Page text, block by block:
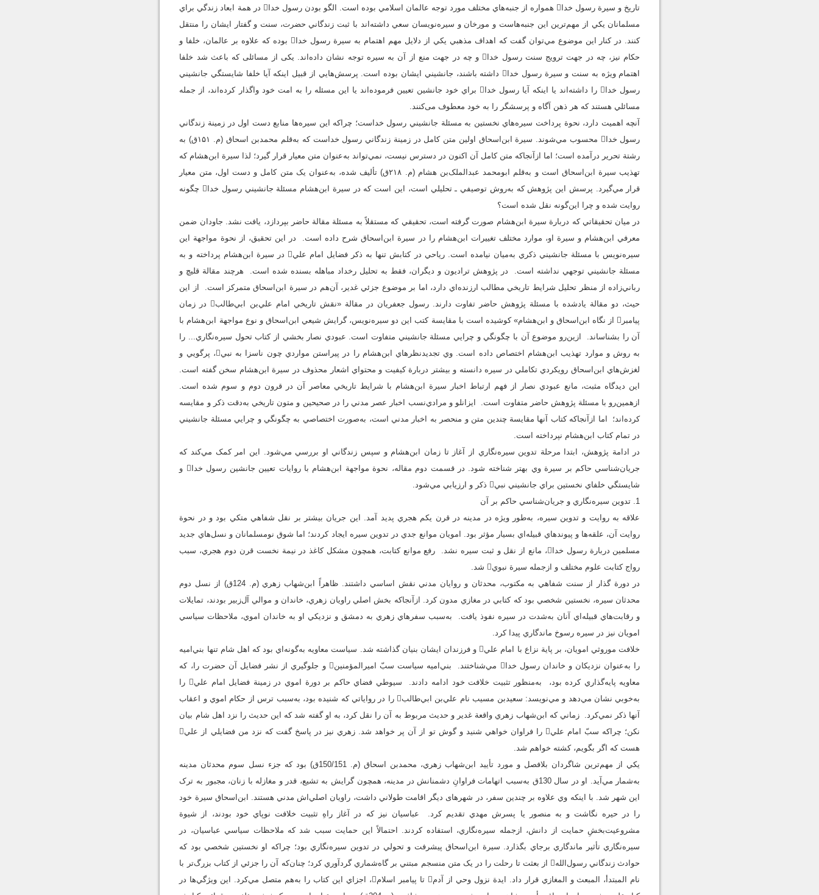
تاريخ و سيرة رسول خدا همواره از جنبه‌هاي مختلف مورد توجه عالمان اسلامي بوده است. الگو بودن رسول خدا در همة ابعاد زندگي براي
مسلمانان يکي از مهم‌ترين اين جنبه‌هاست و مورخان و سيره‌نويسان سعي داشته‌اند با ثبت زندگاني حضرت، سنت و گفتار ايشان را منتقل
کنند. در کنار اين موضوع مي‌توان گفت که اهداف مذهبي يکي از دلايل مهم اهتمام به سيرة رسول خدا بوده که علاوه بر عالمان، خلفا و
حکام نيز، چه در جهت ترويج سنت رسول خدا و چه در جهت منع از آن به سیره توجه نشان داده‌اند. یکی از مسائلی که باعث شد خلفا
اهتمام ويژه به سنت و سيرة رسول خدا داشته باشند، جانشيني ايشان بوده است. پرسش‌هايي از قبيل اينکه آيا خلفا شايستگي جانشيني
رسول خدا را داشته‌اند يا اينکه آیا رسول خدا براي خود جانشين تعيين فرموده‌اند يا اين مسئله را به امت خود واگذار کرده‌اند، از جمله
مسائلي هستند که هر ذهن آگاه و پرسشگر را به خود معطوف می‌کنند.
آنچه اهميت دارد، نحوة پرداخت سيره‌هاي نخستين به مسئلة جانشيني رسول خداست؛ چراکه اين سيره‌ها منابع دست اول در زمينة زندگاني
رسول خدا محسوب مي‌شوند. سيرة ابن‌اسحاق اولين متن‌ کامل در زمينة زندگاني رسول خداست که به‌قلم محمدبن ‌اسحاق (م. ۱۵۱ق) به
رشتة تحرير درآمده است؛ اما ازآنجاکه متن کامل آن اکنون در دسترس نيست، نمي‌تواند به‌عنوان متن معيار قرار گيرد؛ لذا سيرة ابن‌هشام که
تهذيب سيرة ابن‌اسحاق است و به‌قلم ابومحمد عبدالملک‌بن ‌هشام (م. ۲۱۸ق) تأليف شده، به‌عنوان يک متن کامل و دست اول، متن معيار
قرار مي‌گيرد. پرسش اين پژوهش که به‌روش توصيفي ـ تحليلي است، اين است که در سيرة ابن‌هشام مسئلة جانشيني رسول خدا چگونه
روايت شده‌ و چرا اين‌گونه نقل شده است؟
در ميان تحقيقاتي که دربارة سيرة ابن‌هشام صورت گرفته است، تحقيقي که مستقلاً به مسئلة مقالة حاضر بپردازد، يافت نشد. جاودان ضمن
معرفي ابن‌هشام و سيرة او، موارد مختلف تغييرات ابن‌هشام را در سيرة ابن‌اسحاق شرح داده است. در اين تحقيق، از نحوة مواجهة اين
سيره‌نويس با مسئلة جانشيني ذکري به‌میان نیامده است. رياحي در کتابش تنها به ذکر فضایل امام علي در سيرة ابن‌هشام پرداخته و به
مسئلة جانشيني توجهي نداشته است. در پژوهش تراديون و ديگران، فقط به تحليل رخداد مباهله بسنده شده است. هرچند مقالة قليچ و
رباني‌زاده از منظر تحليل شرايط تاريخي مطالب ارزنده‌اي دارد، اما بر موضوع جزئي غدير، آن‌هم در سيرة ابن‌اسحاق متمرکز است. از اين
حيث، دو مقالة یادشده با مسئلة پژوهش حاضر تفاوت دارند. رسول جعفريان در مقالة «نقش تاريخي امام علي‌بن ‌ابي‌طالب در زمان
پيامبر از نگاه ابن‌اسحاق و ابن‌هشام» کوشیده ‌است با مقايسة کتب اين دو سيره‌نويس، گرايش شيعي ابن‌اسحاق و نوع مواجهة ابن‌هشام با
آن را بشناساند. ازين‌رو موضوع آن با چگونگي و چرايي مسئلة جانشيني متفاوت است. عبودي نصار بخشي از کتاب تحول سيره‌نگاري... را
به روش و موارد تهذيب ابن‌هشام اختصاص داده است. وي تجديدنظرهاي ابن‌هشام را در پيراستن مواردي چون ناسزا به نبي، پرگويي و
لغزش‌هاي ابن‌اسحاق رويکردي تکاملي در سيره دانسته و بيشتر دربارة‌ کيفيت و محتواي اشعار محذوف در سيرة ابن‌هشام سخن گفته است.
اين ديدگاه مثبت، مانع عبودي نصار از فهم ارتباط اخبار سيرة ابن‌هشام با شرايط تاريخي معاصر آن در قرون دوم و سوم شده است.
ازهمين‌رو با مسئلة پژوهش حاضر متفاوت است. ايزانلو و مرادي‌نسب اخبار عصر مدني را در صحيحين و متون تاريخي به‌دقت ذکر و مقايسه
کرده‌اند؛ اما ازآنجاکه کتاب آنها مقايسة چندين متن و منحصر به اخبار مدني است، به‌صورت اختصاصي به چگونگي و چرايي مسئلة جانشيني
در تمام کتاب ابن‌هشام نپرداخته است.
در ادامة پژوهش، ابتدا مرحلة تدوين سيره‌نگاري از آغاز تا زمان ابن‌هشام و سپس زندگاني او بررسي مي‌شود. اين امر کمک مي‌کند که
جريان‌شناسي حاکم بر سيرة وي بهتر شناخته شود. در قسمت دوم مقاله، نحوة مواجهة ابن‌هشام با روايات تعيين جانشين رسول خدا و
شايستگي خلفاي نخستين براي جانشيني نبي ذکر و ارزيابي مي‌شود.
1. تدوين سيره‌نگاري و جريان‌شناسي حاکم بر آن
علاقه به روايت و تدوين سيره، به‌طور ويژه در مدينه در قرن يکم هجري پديد آمد. اين جريان بيشتر بر نقل شفاهي متکي بود و در نحوة
روايت آن، علقه‌ها و پيوندهاي قبيله‌اي بسيار مؤثر بود. امويان موانع جدي در تدوين سيره ايجاد کردند؛ اما شوق نومسلمانان و نسل‌هاي جديد
مسلمين دربارة رسول خدا، مانع از نقل و ثبت سيره نشد. رفع موانع کتابت، همچون مشکل کاغذ در نيمة نخست قرن دوم هجري، سبب
رواج کتابت علوم مختلف و ازجمله سيرة نبوي شد.
در دورة گذار از سنت شفاهي به مکتوب، محدثان و روايان مدني نقش اساسي داشتند. ظاهراً ابن‌شهاب زهري (م. 124ق) از نسل دوم
محدثان سيره، نخستين شخصي بود که کتابي در مغازي مدون کرد. ازآنجاکه بخش اصلي راويان زهري، خاندان و موالي آل‌زبير بودند، تمايلات
و رقابت‌هاي قبيله‌اي آنان به‌شدت در سيره نفوذ يافت. به‌سبب سفرهاي زهري به دمشق و نزديکي او به خاندان اموي، ملاحظات سياسي
امويان نيز در سيره رسوخ ماندگاري پيدا کرد.
خلافت موروثي امويان، بر پایة نزاع با امام علي و فرزندان ايشان بنيان گذاشته شد. سياست معاويه به‌گونه‌اي بود که اهل شام تنها بني‌اميه
را به‌عنوان نزديکان و خاندان رسول خدا مي‌شناختند. بني‌اميه سياست سبّ اميرالمؤمنين و جلوگيري از نشر فضایل آن حضرت را، که
معاويه پايه‌گذاري کرده بود، به‌منظور تثبيت خلافت خود ادامه دادند. سيوطي فضاي حاکم بر دورة اموي در زمینة فضایل امام علي را
به‌خوبي نشان مي‌دهد و مي‌نويسد: سعيد‌بن ‌مسيب نام علي‌بن‌ ابي‌طالب را در رواياتي که شنيده بود، به‌سبب ترس از حکام اموي و اعقاب
آنها ذکر نمي‌کرد. زماني که ابن‌‌شهاب‌‌ زهري واقعة غدير و حديث مربوط به آن را نقل ‌کرد، به او گفته شد که اين حديث را نزد اهل شام بيان
نکن؛ چراکه سبّ امام علي را فراوان خواهي شنيد و گوش تو از آن پر خواهد شد. زهري نيز در پاسخ گفت که نزد من فضایلي از علي
هست که اگر بگويم، کشته خواهم شد.
يکي از مهم‌ترين شاگردان بلافصل و مورد تأييد ابن‌شهاب زهري، محمدبن ‌اسحاق (م. 150/151ق) بود که جزء نسل سوم محدثان مدينه
به‌شمار مي‌آيد. او در سال 130ق به‌سبب اتهامات فراوانِ دشمنانش در مدينه، همچون گرایش به تشيع، قدر و مغازله با زنان، مجبور به ترک
اين شهر شد. با اینکه وي علاوه بر چندين سفر، در شهرهای دیگر اقامت طولاني داشت، راويان اصلي‌اش مدني هستند. ابن‌اسحاق سيرة خود
را در حيره نگاشت و به منصور يا پسرش مهدي تقديم کرد. عباسيان نيز که در آغاز راهِ تثبيت خلافت نوپاي خود بودند، از شيوة
مشروعيت‌بخشِ حمايت از دانش، ازجمله سيره‌نگاري، استفاده کردند. احتمالاً اين حمايت سبب شد که ملاحظات سياسي عباسيان، در
سيره‌نگاري تأثير ماندگاري برجاي بگذارد. سيرة ابن‌اسحاق پيشرفت و تحولي در تدوين سيره‌نگاري بود؛ چراکه او نخستين شخصي بود که
حوادث زندگاني رسول‌الله از بعثت تا رحلت را در يک متن منسجم مبتني بر گاه‌شماري گردآوري کرد؛ چنان‌که آن را جزئي از کتاب بزرگ‌تر با
نام المبتدأ، المبعث و المغازي قرار داد. ايدة نزول وحي از آدم تا پيامبر اسلام، اجزاي اين کتاب را به‌هم متصل مي‌کرد. اين ويژگي‌ها در